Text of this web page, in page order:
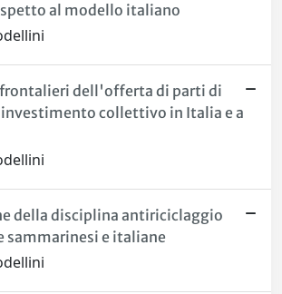
al modello italiano
dell'offerta di parti di
collettivo in Italia e a
della disciplina antiriciclaggio
sammarinesi e italiane